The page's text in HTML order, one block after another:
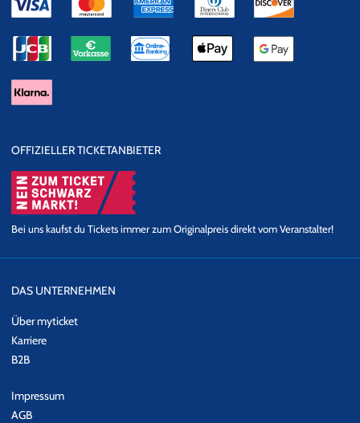
OFFIZIELLER TICKETANBIETER
Bei uns kaufst du Tickets immer zum Originalpreis direkt vom Veranstalter!
DAS UNTERNEHMEN
Über myticket
Karriere
B2B
Impressum
AGB